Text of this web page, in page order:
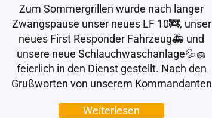
Zum Sommergrillen wurde nach langer
Zwangspause unser neues LF 10🚒, unser
neues First Responder Fahrzeug🚑 und
unsere neue Schlauchwaschanlage💦🧽
feierlich in den Dienst gestellt. Nach den
Grußworten von unserem Kommandanten
Weiterlesen